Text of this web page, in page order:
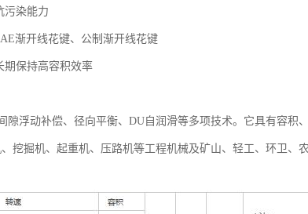
污染能力
渐开线花键、公制渐开线花键
保持高容积效率
隙浮动补偿、径向平衡、DU自润滑等多项技术。它具有容积
挖掘机、起重机、压路机等工程机械及矿山、轻工、环卫、农